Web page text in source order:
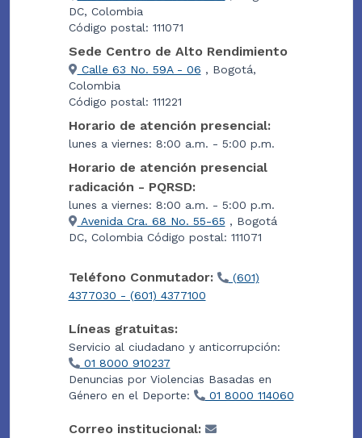
DC, Colombia
Código postal: 111071
Sede Centro de Alto Rendimiento
Calle 63 No. 59A - 06 , Bogotá,
Colombia
Código postal: 111221
Horario de atención presencial:
lunes a viernes: 8:00 a.m. - 5:00 p.m.
Horario de atención presencial
radicación - PQRSD:
lunes a viernes: 8:00 a.m. - 5:00 p.m.
Avenida Cra. 68 No. 55-65 , Bogotá
DC, Colombia Código postal: 111071
Teléfono Conmutador:
(601)
4377030 - (601) 4377100
Líneas gratuitas:
Servicio al ciudadano y anticorrupción:
01 8000 910237
Denuncias por Violencias Basadas en
Género en el Deporte:
01 8000 114060
Correo institucional: